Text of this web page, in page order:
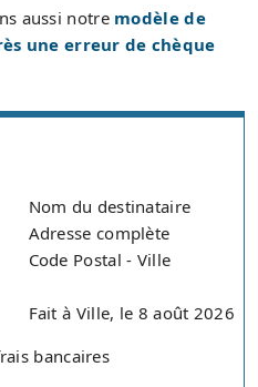
aussi notre modèle de
une erreur de chèque
Nom du destinataire
Adresse complète
Code Postal - Ville
Fait à Ville, le 8 août 2026
bancaires